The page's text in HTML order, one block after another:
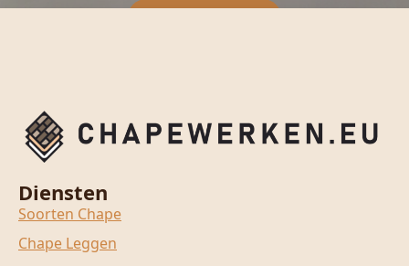
Diensten
Soorten Chape
Chape Leggen